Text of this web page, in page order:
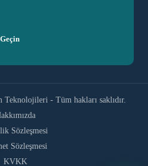
- Tüm hakları saklıdır.
Sözleşmesi
Sözleşmesi
KVKK